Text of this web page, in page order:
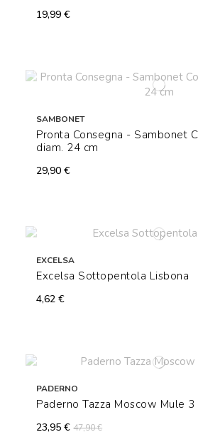
19,99 €
SAMBONET
Pronta Consegna - Sambonet
diam. 24 cm
29,90 €
EXCELSA
Excelsa Sottopentola Lisbona
4,62 €
PADERNO
Paderno Tazza Moscow Mule
23,95 €47,90 €